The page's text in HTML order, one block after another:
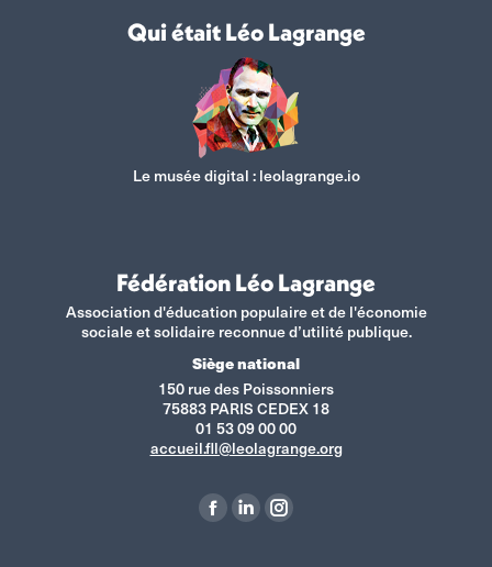
Qui était Léo Lagrange
Le musée digital :leolagrange.io
Fédération Léo Lagrange
Association d'éducation populaire et de l'économie
sociale et solidaire reconnue d’utilité publique.
Siège national
150 rue des Poissonniers
75883 PARIS CEDEX 18
01 53 09 00 00
accueil.fll@leolagrange.org
La
La
La